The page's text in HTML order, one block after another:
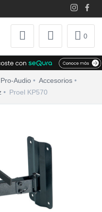
0
Pro-Audio
Accesorios
Proel KP570